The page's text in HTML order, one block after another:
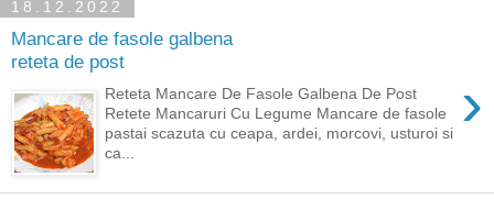
18.12.2022
Mancare de fasole galbena
reteta de post
›
Reteta Mancare De Fasole Galbena De Post
Retete Mancaruri Cu Legume Mancare de fasole
pastai scazuta cu ceapa, ardei, morcovi, usturoi si
ca...